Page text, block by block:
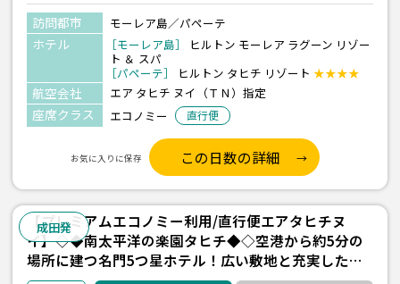
訪問都市 モーレア島／パペーテ
ホテル ［モーレア島］
ヒルトン モーレア ラグーン リゾー
ト ＆ スパ
［パペーテ］
ヒルトン タヒチ リゾート ★★★★
航空会社 エア タヒチ ヌイ（ＴＮ）指定
座席クラス エコノミー 直行便
お気に入りに保存 この日数の詳細
成田発
【プレミアムエコノミー利用/直行便エアタヒチヌ
イ】◇◆南太平洋の楽園タヒチ◆◇空港から約5分の
場所に建つ名門5つ星ホテル！広い敷地と充実した施
設が人気『インターコンチネンタル リゾート タヒ